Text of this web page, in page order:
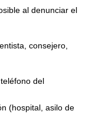
al denunciar el
consejero,
del
(hospital, asilo de